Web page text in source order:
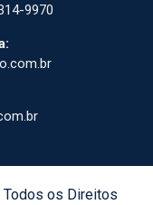
9970
os Direitos